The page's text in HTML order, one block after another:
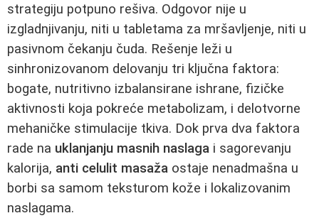
strategiju potpuno rešiva. Odgovor nije u
izgladnjivanju, niti u tabletama za mršavljenje, niti u
pasivnom čekanju čuda. Rešenje leži u
sinhronizovanom delovanju tri ključna faktora:
bogate, nutritivno izbalansirane ishrane, fizičke
aktivnosti koja pokreće metabolizam, i delotvorne
mehaničke stimulacije tkiva. Dok prva dva faktora
rade na uklanjanju masnih naslaga i sagorevanju
kalorija, anti celulit masaža ostaje nenadmašna u
borbi sa samom teksturom kože i lokalizovanim
naslagama.